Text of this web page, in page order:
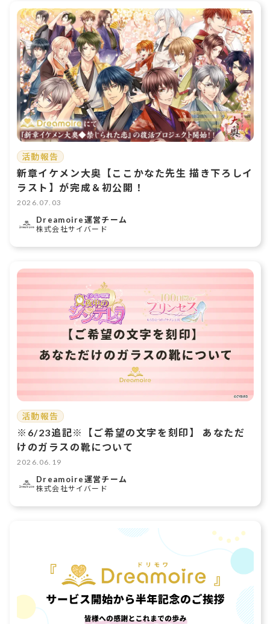
活動報告
新章イケメン大奥【ここかなた先生 描き下ろしイ
ラスト】が完成＆初公開！
2026.07.03
Dreamoire運営チーム
株式会社サイバード
活動報告
※6/23追記※【ご希望の文字を刻印】 あなただ
けのガラスの靴について
2026.06.19
Dreamoire運営チーム
株式会社サイバード